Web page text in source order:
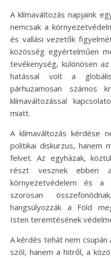
A klímaváltozás napjaink egyik legnagyobb kihívása, amely
nemcsak a
és vallási vezetők
közösség egyértelműen
tevékenység, különösen
hatással volt a
párhuzamosan számos
klímaváltozással
miatt.
A klímaváltozás kérdése
politikai diskurzus, hanem
felvet. Az egyházak,
részt vesznek ebben
környezetvédelem és a
szorosan
hangsúlyozzák a Föld
Isten teremtésének
A kérdés tehát nem
szól, hanem a hitről, a